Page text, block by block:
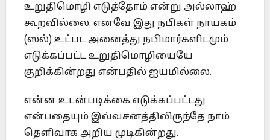
உறுதிமொழி எடுத்தோம் என்று அல்லாஹ்
கூறவில்லை. எனவே இது நபிகள் நாயகம்
(ஸல்) உட்பட அனைத்து நபிமார்களிடமும்
எடுக்கப்பட்ட உறுதிமொழியையே
குறிக்கின்றது என்பதில் ஐயமில்லை.
என்ன உடன்படிக்கை எடுக்கப்பட்டது
என்பதையும் இவ்வசனத்திலிருந்தே நாம்
தெளிவாக அறிய முடிகின்றது.